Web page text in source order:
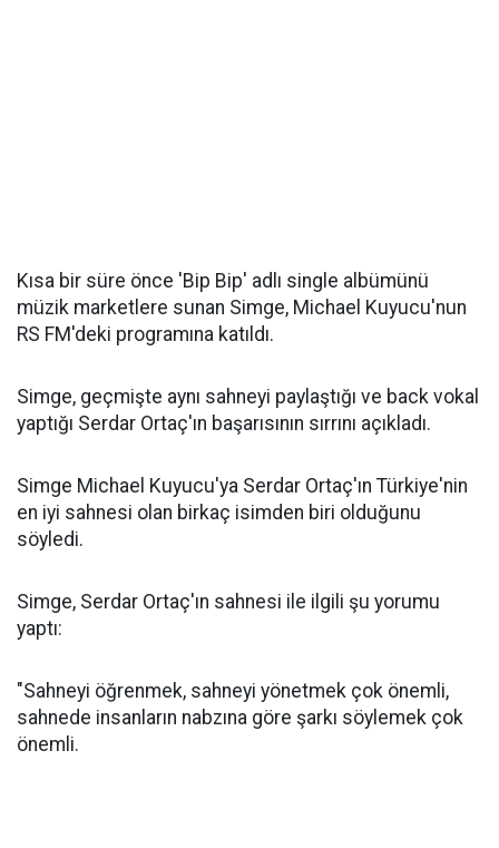
Kısa bir süre önce 'Bip Bip' adlı single albümünü
müzik marketlere sunan Simge, Michael Kuyucu'nun
RS FM'deki programına katıldı.
Simge, geçmişte aynı sahneyi paylaştığı ve back vokal
yaptığı Serdar Ortaç'ın başarısının sırrını açıkladı.
Simge Michael Kuyucu'ya Serdar Ortaç'ın Türkiye'nin
en iyi sahnesi olan birkaç isimden biri olduğunu
söyledi.
Simge, Serdar Ortaç'ın sahnesi ile ilgili şu yorumu
yaptı:
"Sahneyi öğrenmek, sahneyi yönetmek çok önemli,
sahnede insanların nabzına göre şarkı söylemek çok
önemli.